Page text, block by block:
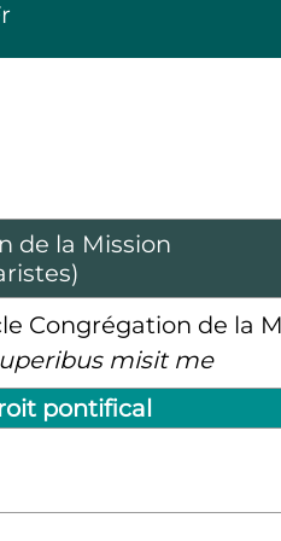
de la Mission
misit me
pontifical